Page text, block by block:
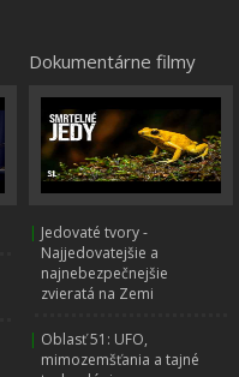
Dokumentárne filmy
| Jedovaté tvory -
Najjedovatejšie a
najnebezpečnejšie
zvieratá na Zemi
| Oblasť 51: UFO,
mimozemšťania a tajné